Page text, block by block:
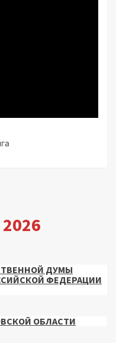
ДУМЫ
ФЕДЕРАЦИИ
ОБЛАСТИ